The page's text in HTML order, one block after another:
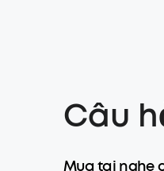
Câu
Mua tai nghe